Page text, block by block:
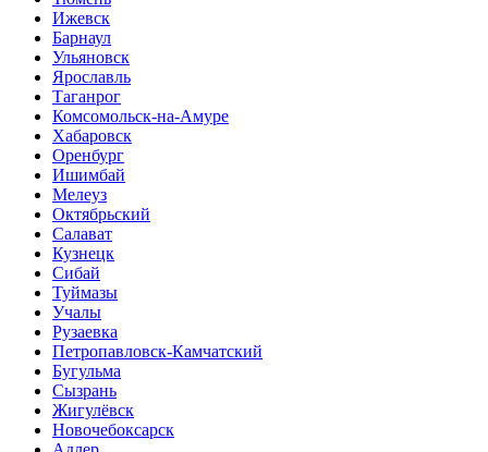
Ижевск
Барнаул
Ульяновск
Ярославль
Таганрог
Комсомольск-на-Амуре
Хабаровск
Оренбург
Ишимбай
Мелеуз
Октябрьский
Салават
Кузнецк
Сибай
Туймазы
Учалы
Рузаевка
Петропавловск-Камчатский
Бугульма
Сызрань
Жигулёвск
Новочебоксарск